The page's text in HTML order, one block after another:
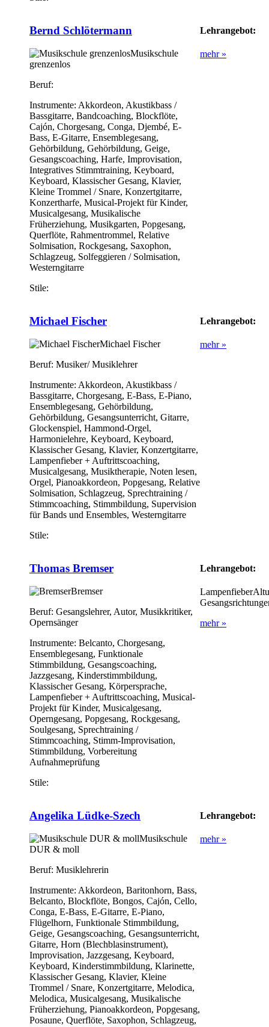
Bernd Schlötermann
Musikschule
grenzenlos
Beruf:
Instrumente: Akkordeon, Akustikbass /
Bassgitarre, Bandcoaching, Blockflöte,
Cajón, Chorgesang, Conga, Djembé, E-
Bass, E-Gitarre, Ensemblegesang,
Gehörbildung, Gehörbildung, Geige,
Gesangscoaching, Harfe, Improvisation,
Integratives Stimmtraining, Keyboard,
Keyboard, Klassischer Gesang, Klavier,
Kleine Trommel / Snare, Konzertgitarre,
Konzertharfe, Musical-Projekt für Kinder,
Musicalgesang, Musikalische
Früherziehung, Musikgarten, Popgesang,
Querflöte, Rahmentrommel, Relative
Solmisation, Rockgesang, Saxophon,
Schlagzeug, Solfeggieren / Solmisation,
Westerngitarre
Stile:
Lehrangebot:
mehr »
Michael Fischer
Michael Fischer
Beruf: Musiker/ Musiklehrer
Instrumente: Akkordeon, Akustikbass /
Bassgitarre, Chorgesang, E-Bass, E-Piano,
Ensemblegesang, Gehörbildung,
Gehörbildung, Gesangsunterricht, Gitarre,
Glockenspiel, Hammond-Orgel,
Harmonielehre, Keyboard, Keyboard,
Klassischer Gesang, Klavier, Konzertgitarre,
Lampenfieber + Auftrittscoaching,
Musicalgesang, Musiktherapie, Noten lesen,
Orgel, Pianoakkordeon, Popgesang, Relative
Solmisation, Schlagzeug, Sprechtraining /
Stimmcoaching, Stimmbildung, Supervision
für Bands und Ensembles, Westerngitarre
Stile:
Lehrangebot:
mehr »
Thomas Bremser
Bremser
Beruf: Gesangslehrer, Autor, Musikkritiker,
Opernsänger
Instrumente: Belcanto, Chorgesang,
Ensemblegesang, Funktionale
Stimmbildung, Gesangscoaching,
Jazzgesang, Kinderstimmbildung,
Klassischer Gesang, Körpersprache,
Lampenfieber + Auftrittscoaching, Musical-
Projekt für Kinder, Musicalgesang,
Operngesang, Popgesang, Rockgesang,
Soulgesang, Sprechtraining /
Stimmcoaching, Stimm-Improvisation,
Stimmbildung, Vorbereitung
Aufnahmeprüfung
Stile:
Lehrangebot:
mehr »
Angelika Lüdke-Szech
Musikschule
DUR & moll
Beruf: Musiklehrerin
Instrumente: Akkordeon, Baritonhorn, Bass,
Belcanto, Blockflöte, Bongos, Cajón, Cello,
Conga, E-Bass, E-Gitarre, E-Piano,
Flügelhorn, Funktionale Stimmbildung,
Geige, Gesangscoaching, Gesangsunterricht,
Gitarre, Horn (Blechblasinstrument),
Improvisation, Jazzgesang, Keyboard,
Keyboard, Kinderstimmbildung, Klarinette,
Klassischer Gesang, Klavier, Kleine
Trommel / Snare, Konzertgitarre, Melodica,
Melodica, Musicalgesang, Musikalische
Früherziehung, Pianoakkordeon, Popgesang,
Posaune, Querflöte, Saxophon, Schlagzeug,
Lehrangebot:
mehr »